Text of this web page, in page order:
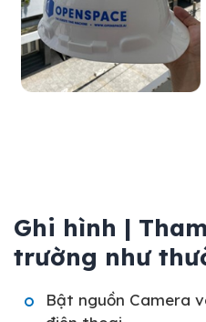
Ghi hình |
trường như
Bật nguồn Camera